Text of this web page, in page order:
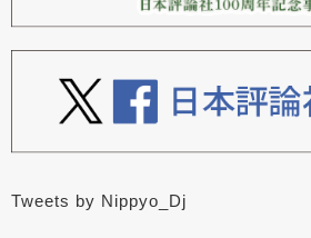
Tweets by Nippyo_Dj